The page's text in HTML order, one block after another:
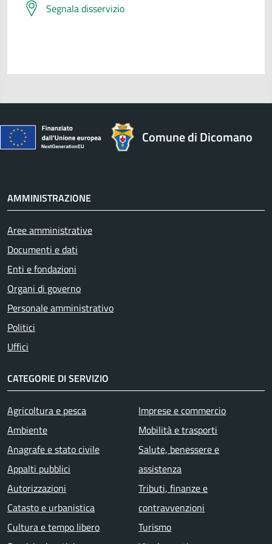
Segnala disservizio
Comune di Dicomano
AMMINISTRAZIONE
Aree amministrative
Documenti e dati
Enti e fondazioni
Organi di governo
Personale amministrativo
Politici
Uffici
CATEGORIE DI SERVIZIO
Agricoltura e pesca
Ambiente
Anagrafe e stato civile
Appalti pubblici
Autorizzazioni
Catasto e urbanistica
Cultura e tempo libero
Imprese e commercio
Mobilità e trasporti
Salute, benessere e
assistenza
Tributi, finanze e
contravvenzioni
Turismo